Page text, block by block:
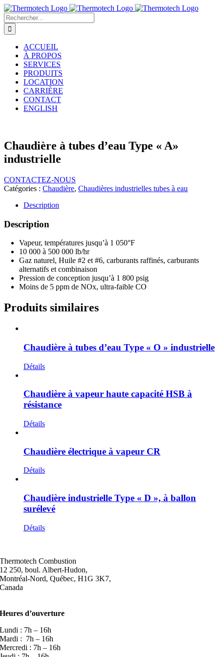
Passer
au
contenu
Rechercher:
ACCUEIL
À PROPOS
SERVICES
PRODUITS
LOCATION
CARRIÈRE
CONTACT
ENGLISH
Chaudière à tubes d’eau Type « A»
industrielle
CONTACTEZ-NOUS
Catégories : Chaudière, Chaudières industrielles tubes à eau
Description
Description
Vapeur, températures jusqu’à 1 050°F
10 000 à 500 000 lb/hr
Gaz naturel, Huile #2 et #6, carburants raffinés, carburants
alternatifs et combinaison
Pression de conception jusqu’à 1 800 psig
Moins de 5 ppm de NOx, ultra-faible CO
Produits similaires
Chaudière à tubes d’eau Type « O » industrielle
Détails
Chaudière à vapeur haute capacité HSB à
résistance
Détails
Chaudière électrique à vapeur CR
Détails
Chaudière industrielle Type « D », à ballon
surélevé
Détails
Thermotech Combustion
12 250, boul. Albert-Hudon,
Montréal-Nord, Québec, H1G 3K7,
Canada
Heures d’ouverture
Lundi : 7h – 16h
Mardi : 7h – 16h
Mercredi : 7h – 16h